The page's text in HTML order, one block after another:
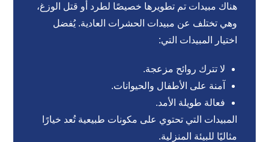
هناك مبيدات تم تطويرها خصيصًا لطرد أو قتل الوزغ،
وهي تختلف عن مبيدات الحشرات العادية. يُفضل
اختيار المبيدات التي:
لا تترك روائح مزعجة.
آمنة على الأطفال والحيوانات.
فعالة طويلة الأمد.
المبيدات التي تحتوي على مكونات طبيعية تُعد خيارًا
مثاليًا للبيئة المنزلية.